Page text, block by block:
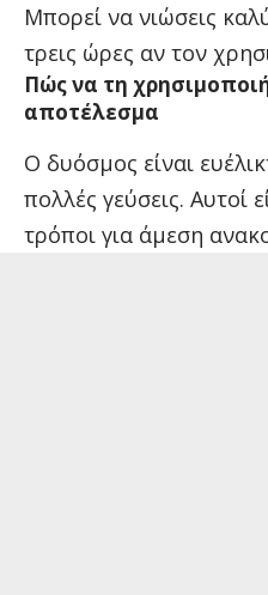
Μπορεί να νιώσεις
τρεις ώρες αν τον
Πώς να τη
αποτέλεσμα
Ο δυόσμος είναι
πολλές γεύσεις. Αυτοί
τρόποι για άμεση